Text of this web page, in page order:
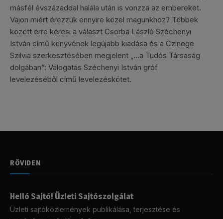
másfél évszázaddal halála után is vonzza az embereket.
Vajon miért érezzük ennyire közel magunkhoz? Többek
között erre keresi a választ Csorba László Széchenyi
István című könyvének legújabb kiadása és a Czinege
Szilvia szerkesztésében megjelent „…a Tudós Társaság
dolgában”: Válogatás Széchenyi István gróf
levelezéséből című levelezéskötet.
RÖVIDEN
Helló Sajtó! Üzleti Sajtószolgálat
Üzleti sajtóközlemények publikálása, terjesztése és